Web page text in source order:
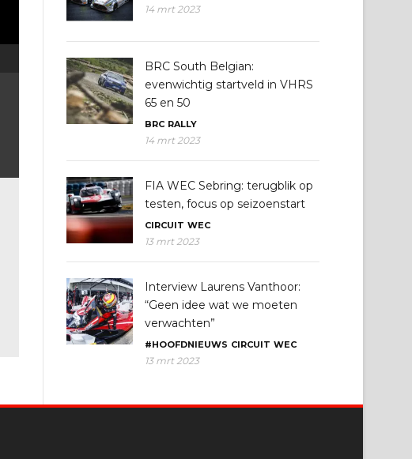
14 mrt 2023
BRC South Belgian:
evenwichtig startveld in VHRS
65 en 50
BRC RALLY
14 mrt 2023
FIA WEC Sebring: terugblik op
testen, focus op seizoenstart
CIRCUIT WEC
13 mrt 2023
Interview Laurens Vanthoor:
“Geen idee wat we moeten
verwachten”
#HOOFDNIEUWS CIRCUIT WEC
13 mrt 2023